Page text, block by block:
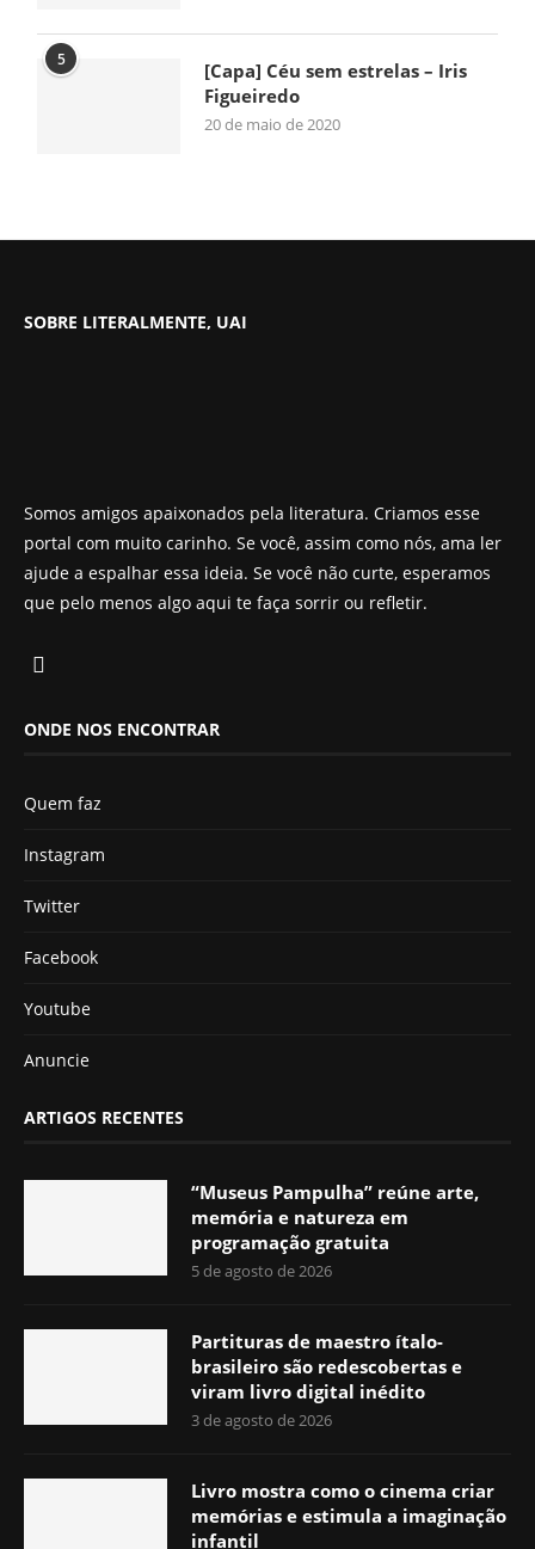
5
[Capa] Céu sem estrelas – Iris
Figueiredo
20 de maio de 2020
SOBRE LITERALMENTE, UAI
Somos amigos apaixonados pela literatura. Criamos esse
portal com muito carinho. Se você, assim como nós, ama ler
ajude a espalhar essa ideia. Se você não curte, esperamos
que pelo menos algo aqui te faça sorrir ou refletir.
ONDE NOS ENCONTRAR
Quem faz
Instagram
Twitter
Facebook
Youtube
Anuncie
ARTIGOS RECENTES
“Museus Pampulha” reúne arte,
memória e natureza em
programação gratuita
5 de agosto de 2026
Partituras de maestro ítalo-
brasileiro são redescobertas e
viram livro digital inédito
3 de agosto de 2026
Livro mostra como o cinema criar
memórias e estimula a imaginação
infantil